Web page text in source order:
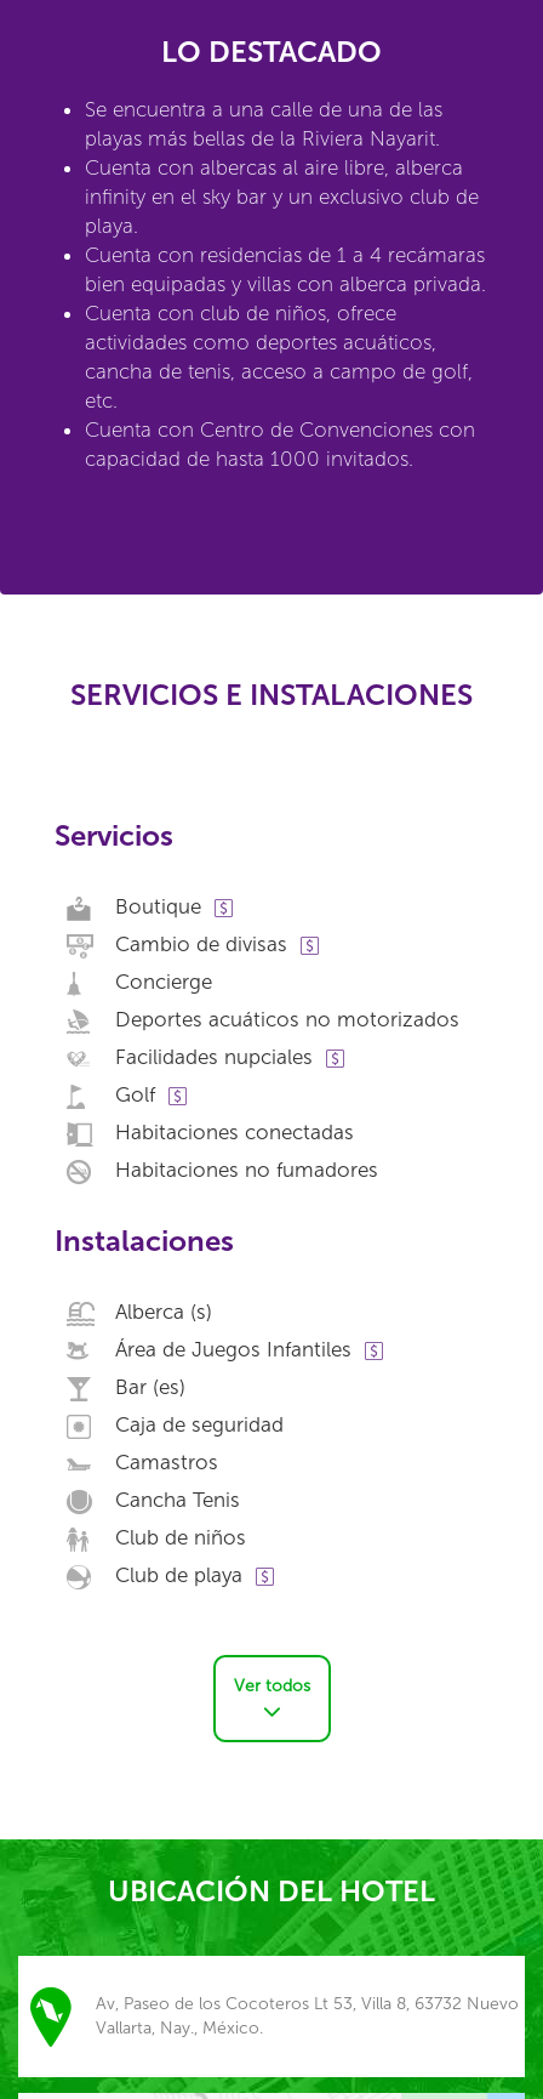
LO DESTACADO
Se encuentra a una calle de una de las
playas más bellas de la Riviera Nayarit.
Cuenta con albercas al aire libre, alberca
infinity en el sky bar y un exclusivo club de
playa.
Cuenta con residencias de 1 a 4 recámaras
bien equipadas y villas con alberca privada.
Cuenta con club de niños, ofrece
actividades como deportes acuáticos,
cancha de tenis, acceso a campo de golf,
etc.
Cuenta con Centro de Convenciones con
capacidad de hasta 1000 invitados.
SERVICIOS E INSTALACIONES
Servicios
Boutique
Cambio de divisas
Concierge
Deportes acuáticos no motorizados
Facilidades nupciales
Golf
Habitaciones conectadas
Habitaciones no fumadores
Instalaciones
Alberca (s)
Área de Juegos Infantiles
Bar (es)
Caja de seguridad
Camastros
Cancha Tenis
Club de niños
Club de playa
Ver todos
UBICACIÓN DEL HOTEL
Av, Paseo de los Cocoteros Lt 53, Villa 8, 63732 Nuevo
Vallarta, Nay., México.